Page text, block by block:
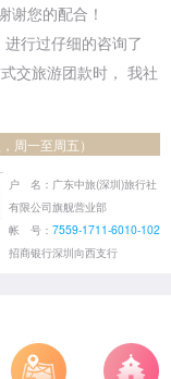
谢您的配合！
行过仔细的咨询了
交旅游团款时， 我社
周一至周五）
户 名：广东中旅(深圳)旅行社
有限公司旗舰营业部
帐 号： 7559-1711-6010-102
招商银行深圳向西支行